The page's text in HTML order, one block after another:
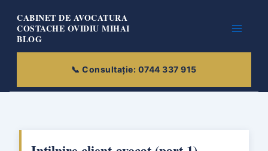
content
CABINET DE AVOCATURA
COSTACHE OVIDIU MIHAI
BLOG